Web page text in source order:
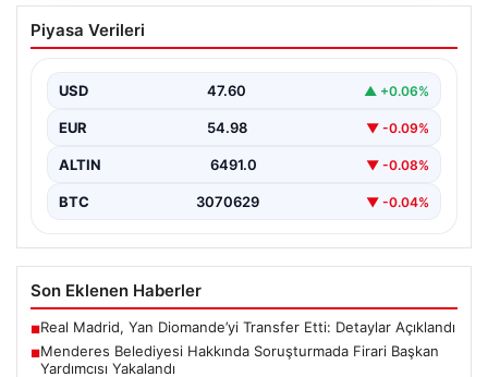
Menderes Belediyesi Hakkında
Soruşturmada Firari Başkan Yardımcısı
İzmir'de Menderes Belediyesi'ne yönelik
olarak aranan Belediye Başkan Yardımcısı…
Piyasa Verileri
USD 47.60 ▲ +0.06%
EUR 54.98 ▼ -0.09%
ALTIN 6491.0 ▼ -0.08%
BTC 3070629 ▼ -0.04%
Son Eklenen Haberler
■Real Madrid, Yan Diomande’yi Transfer Etti: Detaylar Açıklandı
■Menderes Belediyesi Hakkında Soruşturmada Firari Başkan
Yardımcısı Yakalandı